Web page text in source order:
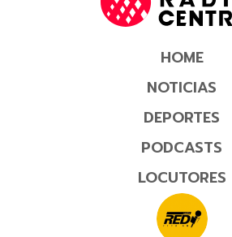
HOME
NOTICIAS
DEPORTES
PODCASTS
LOCUTORES